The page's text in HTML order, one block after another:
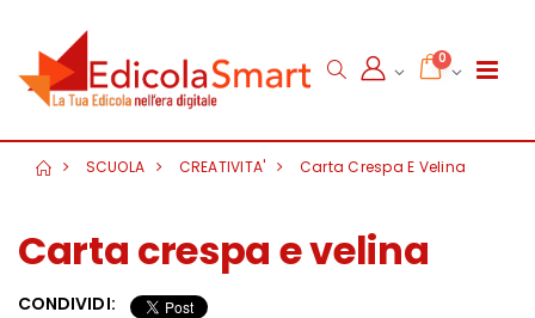
0
SCUOLA CREATIVITA' Carta Crespa E Velina
Carta crespa e velina
CONDIVIDI: